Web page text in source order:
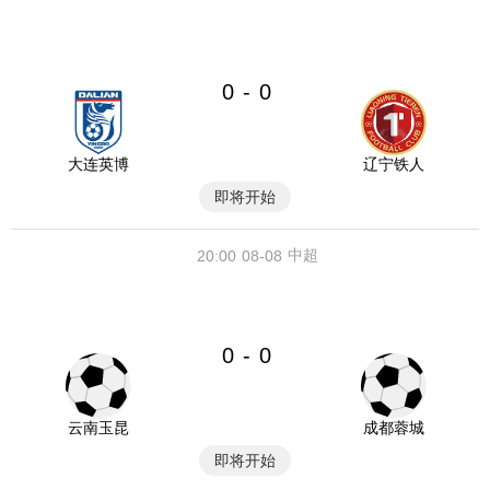
大连英博
0 - 0
辽宁铁人
即将开始
08-08
20:00 中超
云南玉昆
0 - 0
成都蓉城
即将开始